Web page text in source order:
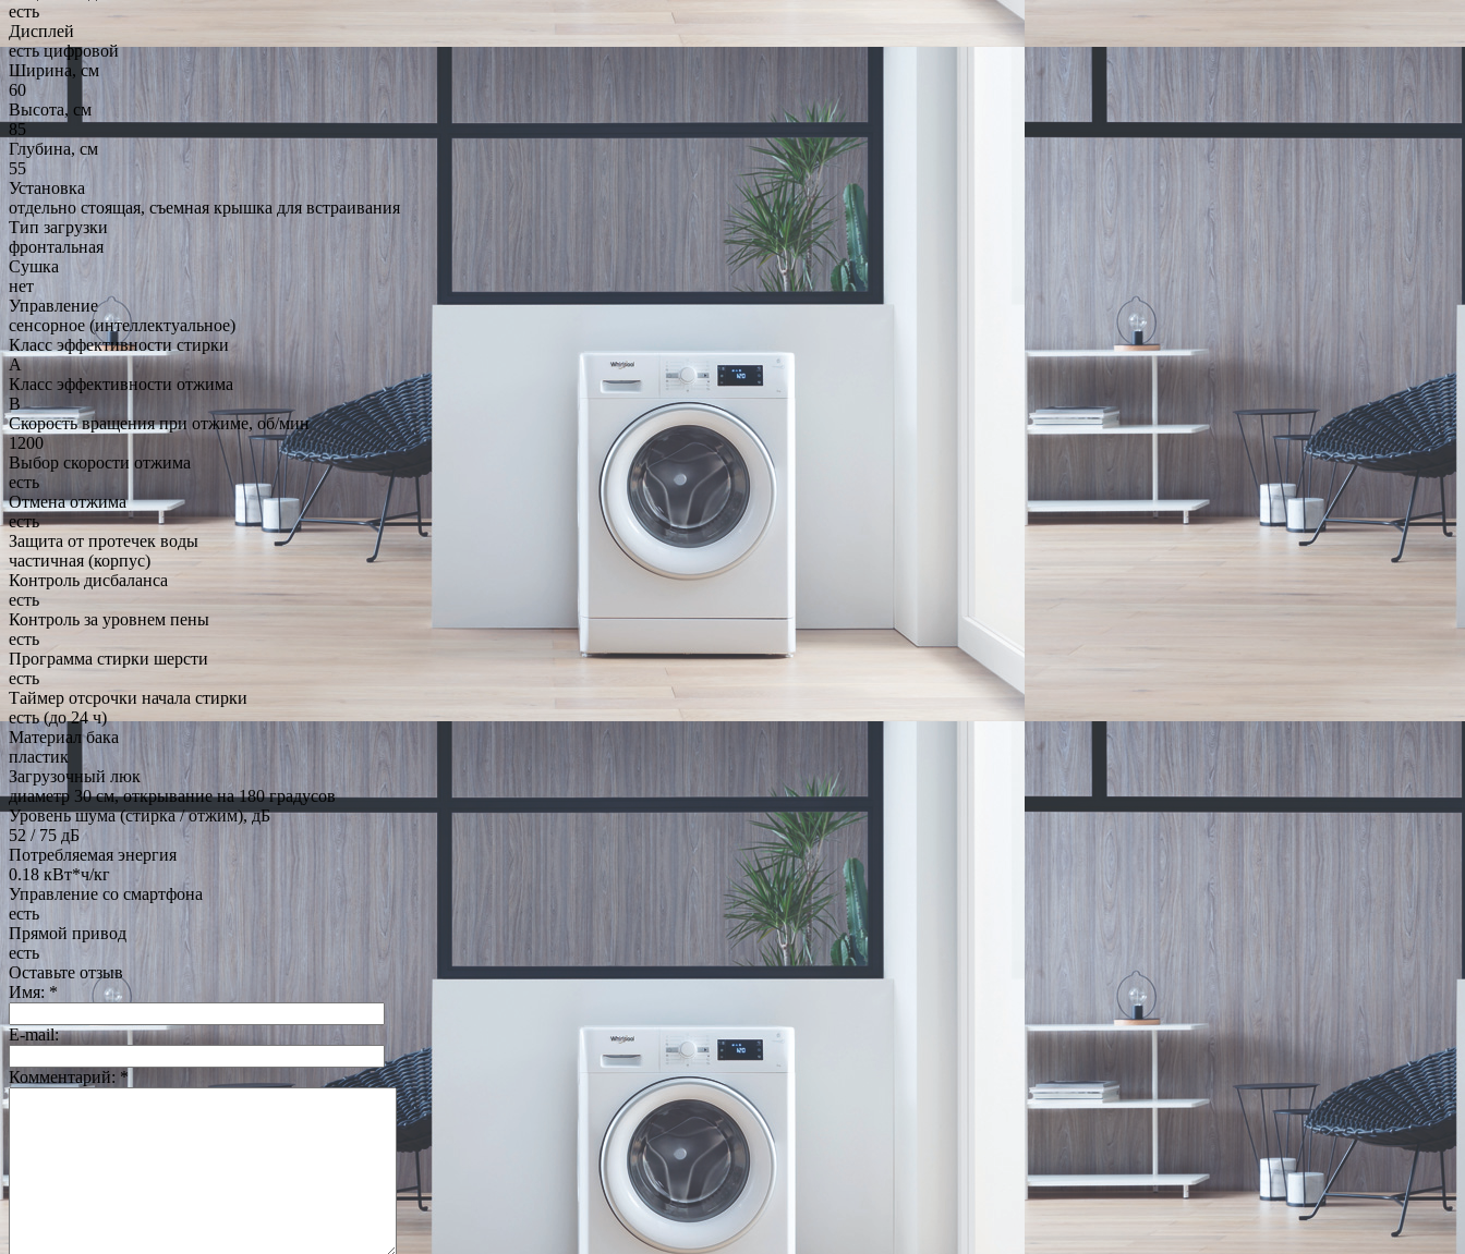
есть
Дисплей
есть цифровой
Ширина, см
60
Высота, см
85
Глубина, см
55
Установка
отдельно стоящая, съемная крышка для встраивания
Тип загрузки
фронтальная
Сушка
нет
Управление
сенсорное (интеллектуальное)
Класс эффективности стирки
A
Класс эффективности отжима
B
Скорость вращения при отжиме, об/мин
1200
Выбор скорости отжима
есть
Отмена отжима
есть
Защита от протечек воды
частичная (корпус)
Контроль дисбаланса
есть
Контроль за уровнем пены
есть
Программа стирки шерсти
есть
Таймер отсрочки начала стирки
есть (до 24 ч)
Материал бака
пластик
Загрузочный люк
диаметр 30 см, открывание на 180 градусов
Уровень шума (стирка / отжим), дБ
52 / 75 дБ
Потребляемая энергия
0.18 кВт*ч/кг
Управление со смартфона
есть
Прямой привод
есть
Оставьте отзыв
Имя: *
E-mail:
Комментарий: *